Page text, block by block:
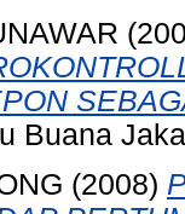
Buana
(2008)